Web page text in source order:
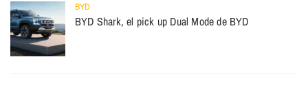
BYD
BYD Shark, el pick up Dual Mode de BYD